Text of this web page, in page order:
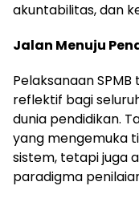
akuntabilitas, dan
Jalan Menuju
Pelaksanaan
reflektif bagi
dunia pendidikan.
yang mengemuka
sistem, tetapi juga
paradigma